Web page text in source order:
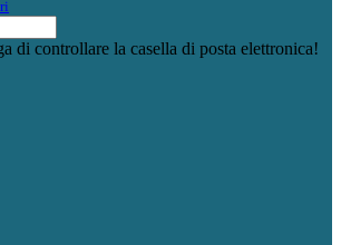
di controllare la casella di posta elettronica!